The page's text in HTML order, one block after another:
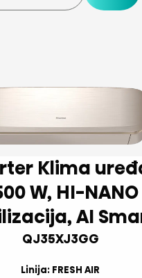
uređaj,
HI-NANO
AI Smart,
Svjež zrak, Wi-Fi
QJ35XJ3GG
Linija: FRESH AIR